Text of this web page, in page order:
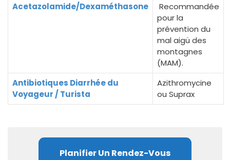
Acetazolamide/Dexaméthasone
Recommandée
pour la
prévention du
mal aigü des
montagnes
(MAM).
Antibiotiques Diarrhée du
Voyageur / Turista
Azithromycine
ou Suprax
Planifier Un Rendez-Vous